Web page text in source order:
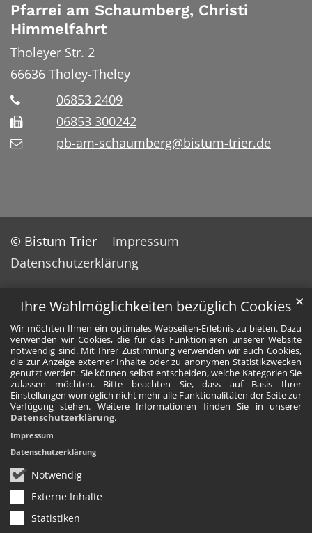
Ihre Wahlmöglichkeiten bezüglich Cookies
Wir möchten Ihnen ein optimales Webseiten-Erlebnis zu bieten. Dazu
verwenden wir Cookies, die für das Funktionieren unserer Website
notwendig sind. Mit Ihrer Zustimmung verwenden wir auch Cookies,
die zur Anzeige externer Inhalte oder zu anonymen Statistikzwecken
genutzt werden. Sie können selbst entscheiden, welche Kategorien Sie
zulassen möchten. Bitte beachten Sie, dass auf Basis Ihrer
Einstellungen womöglich nicht mehr alle Funktionalitäten der Seite zur
Verfügung stehen. Weitere Informationen finden Sie in unserer
Datenschutzerklärung.
Notwendig
Externe Inhalte
Statistiken
✕
Impressum
Datenschutzerklärung
Pfarrei am Schaumberg, Christi
Himmelfahrt
Tholeyer Str. 2
66636 Tholey-Theley
06853 2409
06853 300242
pb-am-schaumberg@bistum-trier.de
© Bistum Trier
Impressum
Datenschutzerklärung